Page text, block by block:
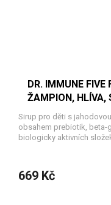
DR. IMMUNE FIVE
ŽAMPION, HLÍVA,
Sirup pro děti s
obsahem prebiotik, beta-
biologicky aktivních
669 Kč